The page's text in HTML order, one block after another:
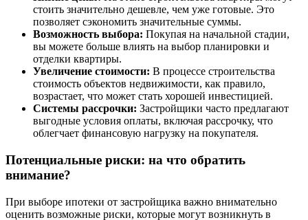
стоить значительно дешевле, чем уже готовые. Это
позволяет сэкономить значительные суммы.
Возможность выбора: Покупая на начальной стадии,
вы можете больше влиять на выбор планировки и
отделки квартиры.
Увеличение стоимости: В процессе строительства
стоимость объектов недвижимости, как правило,
возрастает, что может стать хорошей инвестицией.
Системы рассрочки: Застройщики часто предлагают
выгодные условия оплаты, включая рассрочку, что
облегчает финансовую нагрузку на покупателя.
Потенциальные риски: на что обратить
внимание?
При выборе ипотеки от застройщика важно внимательно
оценить возможные риски, которые могут возникнуть в